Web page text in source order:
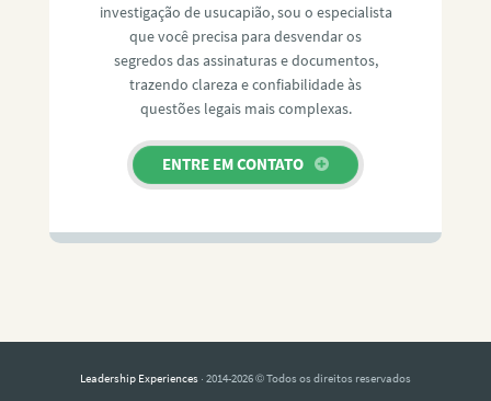
investigação de usucapião, sou o especialista
que você precisa para desvendar os
segredos das assinaturas e documentos,
trazendo clareza e confiabilidade às
questões legais mais complexas.
ENTRE EM CONTATO
Leadership Experiences · 2014-2026 © Todos os direitos reservados